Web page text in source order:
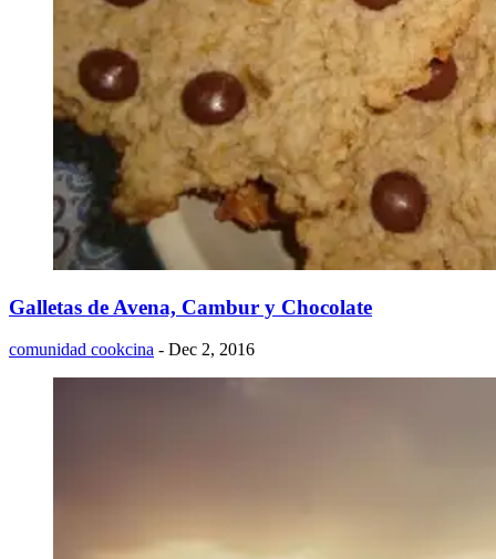
Galletas de Avena, Cambur y Chocolate
comunidad cookcina - Dec 2, 2016